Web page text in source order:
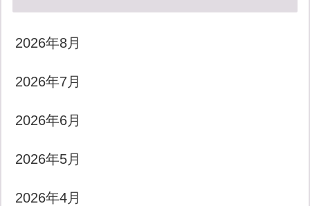
2026年8月
2026年7月
2026年6月
2026年5月
2026年4月